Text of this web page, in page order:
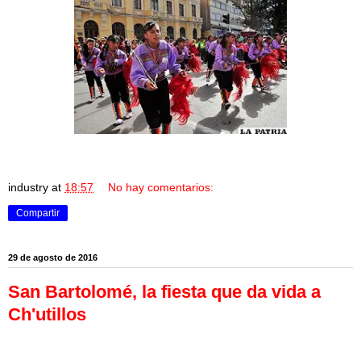
industry at 18:57 No hay comentarios:
Compartir
29 de agosto de 2016
San Bartolomé, la fiesta que da vida a
Ch'utillos